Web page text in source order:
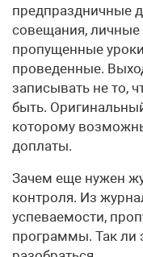
предпраздничные
совещания, личные
пропущенные
проведенные.
записывать не то,
быть.
которому
доплаты.
Зачем еще нужен
контроля. Из
успеваемости,
программы. Так ли